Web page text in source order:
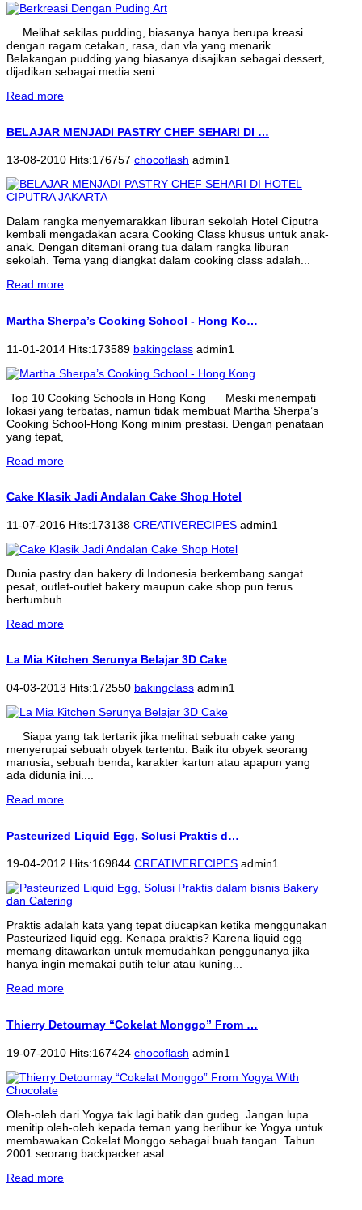
Melihat sekilas pudding, biasanya hanya berupa kreasi
dengan ragam cetakan, rasa, dan vla yang menarik.
Belakangan pudding yang biasanya disajikan sebagai dessert,
dijadikan sebagai media seni.
Read more
BELAJAR MENJADI PASTRY CHEF SEHARI DI …
13-08-2010 Hits:176757 chocoflash admin1
Dalam rangka menyemarakkan liburan sekolah Hotel Ciputra
kembali mengadakan acara Cooking Class khusus untuk anak-
anak. Dengan ditemani orang tua dalam rangka liburan
sekolah. Tema yang diangkat dalam cooking class adalah...
Read more
Martha Sherpa’s Cooking School - Hong Ko…
11-01-2014 Hits:173589 bakingclass admin1
Top 10 Cooking Schools in Hong Kong Meski menempati
lokasi yang terbatas, namun tidak membuat Martha Sherpa’s
Cooking School-Hong Kong minim prestasi. Dengan penataan
yang tepat,
Read more
Cake Klasik Jadi Andalan Cake Shop Hotel
11-07-2016 Hits:173138 CREATIVERECIPES admin1
Dunia pastry dan bakery di Indonesia berkembang sangat
pesat, outlet-outlet bakery maupun cake shop pun terus
bertumbuh.
Read more
La Mia Kitchen Serunya Belajar 3D Cake
04-03-2013 Hits:172550 bakingclass admin1
Siapa yang tak tertarik jika melihat sebuah cake yang
menyerupai sebuah obyek tertentu. Baik itu obyek seorang
manusia, sebuah benda, karakter kartun atau apapun yang
ada didunia ini....
Read more
Pasteurized Liquid Egg, Solusi Praktis d…
19-04-2012 Hits:169844 CREATIVERECIPES admin1
Praktis adalah kata yang tepat diucapkan ketika menggunakan
Pasteurized liquid egg. Kenapa praktis? Karena liquid egg
memang ditawarkan untuk memudahkan penggunanya jika
hanya ingin memakai putih telur atau kuning...
Read more
Thierry Detournay “Cokelat Monggo” From …
19-07-2010 Hits:167424 chocoflash admin1
Oleh-oleh dari Yogya tak lagi batik dan gudeg. Jangan lupa
menitip oleh-oleh kepada teman yang berlibur ke Yogya untuk
membawakan Cokelat Monggo sebagai buah tangan. Tahun
2001 seorang backpacker asal...
Read more